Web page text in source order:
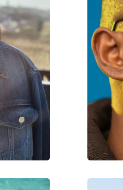
Nylon
M
140 mm
145 mm
18 mm
150 g
Sim
Sim
Sim